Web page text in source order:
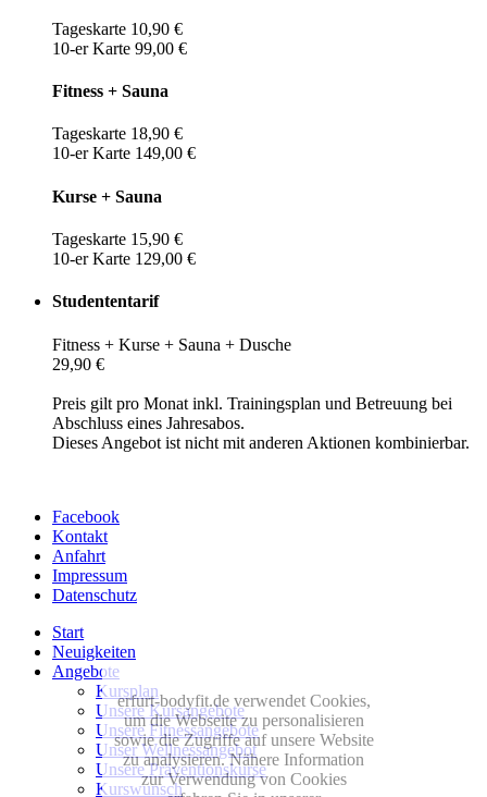
Tageskarte 10,90 €
10-er Karte 99,00 €
Fitness + Sauna
Tageskarte 18,90 €
10-er Karte 149,00 €
Kurse + Sauna
Tageskarte 15,90 €
10-er Karte 129,00 €
Studententarif
Fitness + Kurse + Sauna + Dusche
29,90 €
Preis gilt pro Monat inkl. Trainingsplan und Betreuung bei
Abschluss eines Jahresabos.
Dieses Angebot ist nicht mit anderen Aktionen kombinierbar.
Facebook
Kontakt
Anfahrt
Impressum
Datenschutz
Start
Neuigkeiten
Angebote
Kursplan
Unsere Kursangebote
Unsere Fitnessangebote
Unser Wellnessangebot
Unsere Präventionskurse
Kurswunsch
erfurt-bodyfit.de verwendet Cookies,
um die Webseite zu personalisieren
sowie die Zugriffe auf unsere Website
zu analysieren. Nähere Information
zur Verwendung von Cookies